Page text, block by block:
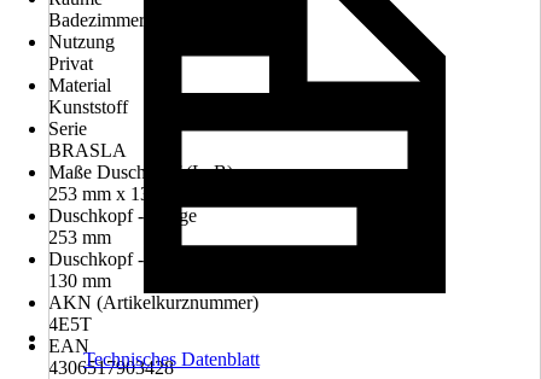
Badezimmer, Gäste-Bad
Nutzung
Privat
Material
Kunststoff
Serie
BRASLA
Maße Duschkopf (LxB)
253 mm x 130 mm
Duschkopf - Länge
253 mm
Duschkopf - Breite
130 mm
AKN (Artikelkurznummer)
4E5T
EAN
4306517903428
Technisches Datenblatt